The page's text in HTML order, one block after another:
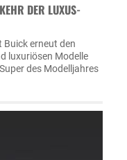
DER LUXUS-
erneut den
luxuriösen Modelle
des Modelljahres